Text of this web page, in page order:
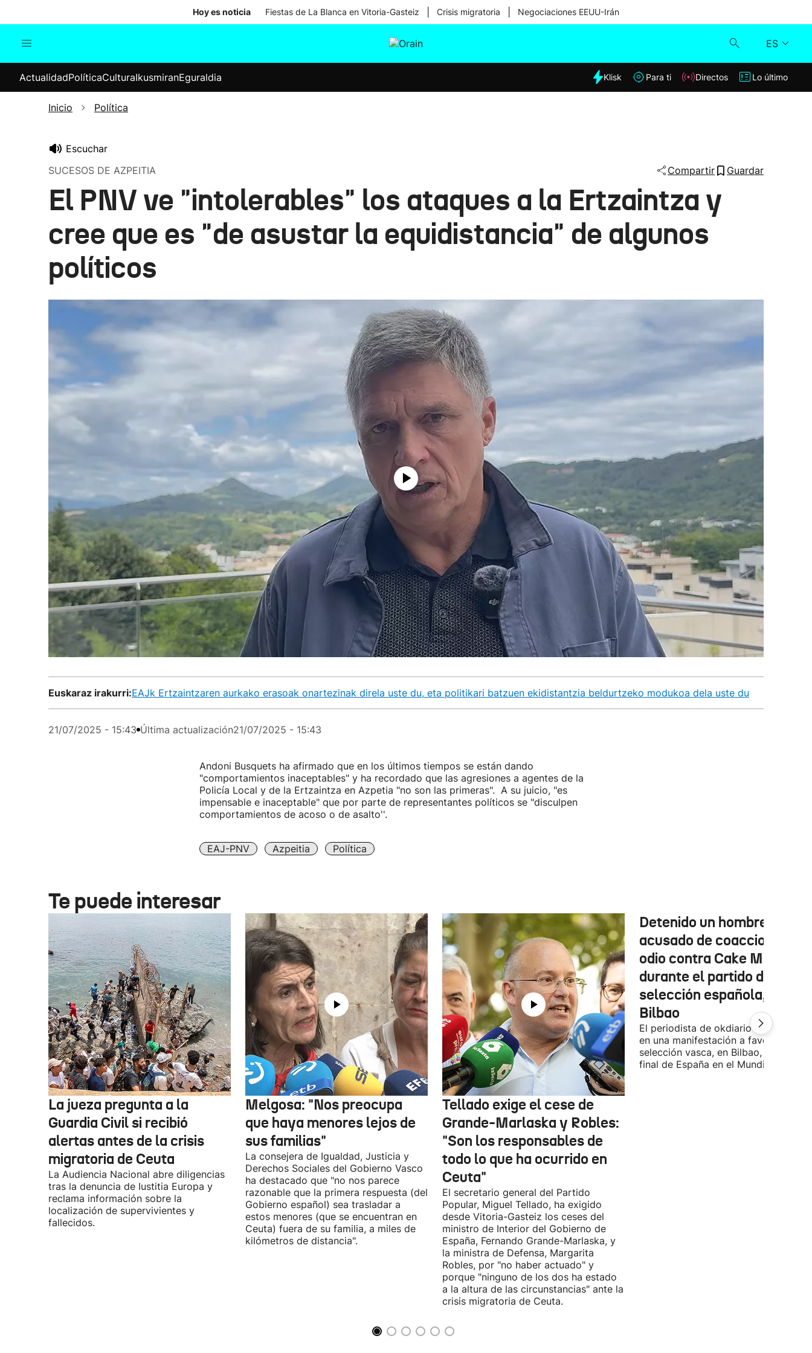
Hoy es noticia Fiestas de La Blanca en Vitoria-Gasteiz Crisis migratoria Negociaciones EEUU-Irán
ES
Internacional
Elecciones
Klisk
ActualidadPolíticaCulturaIkusmiranEguraldia Klisk Para ti Directos Lo último
Inicio Política
Escuchar
SUCESOS DE AZPEITIA
Compartir Guardar
El PNV ve "intolerables" los ataques a la Ertzaintza y
cree que es "de asustar la equidistancia" de algunos
políticos
Euskaraz irakurri:EAJk Ertzaintzaren aurkako erasoak onartezinak direla uste du, eta politikari batzuen ekidistantzia beldurtzeko modukoa dela uste du
21/07/2025 - 15:43 Última actualización21/07/2025 - 15:43
Andoni Busquets ha afirmado que en los últimos tiempos se están dando
"comportamientos inaceptables" y ha recordado que las agresiones a agentes de la
Policía Local y de la Ertzaintza en Azpetia "no son las primeras". A su juicio, "es
impensable e inaceptable" que por parte de representantes políticos se "disculpen
comportamientos de acoso o de asalto''.
EAJ-PNV Azpeitia Política
Te puede interesar
La jueza pregunta a la
Guardia Civil si recibió
alertas antes de la crisis
migratoria de Ceuta
La Audiencia Nacional abre diligencias
tras la denuncia de Iustitia Europa y
reclama información sobre la
localización de supervivientes y
fallecidos.
Melgosa: "Nos preocupa
que haya menores lejos de
sus familias"
La consejera de Igualdad, Justicia y
Derechos Sociales del Gobierno Vasco
ha destacado que "no nos parece
razonable que la primera respuesta (del
Gobierno español) sea trasladar a
estos menores (que se encuentran en
Ceuta) fuera de su familia, a miles de
kilómetros de distancia".
Tellado exige el cese de
Grande-Marlaska y Robles:
"Son los responsables de
todo lo que ha ocurrido en
Ceuta"
El secretario general del Partido
Popular, Miguel Tellado, ha exigido
desde Vitoria-Gasteiz los ceses del
ministro de Interior del Gobierno de
España, Fernando Grande-Marlaska, y
la ministra de Defensa, Margarita
Robles, por "no haber actuado" y
porque "ninguno de los dos ha estado
a la altura de las circunstancias" ante la
crisis migratoria de Ceuta.
Detenido un hombre
acusado de coacciones y
odio contra Cake Minuesa
durante el partido de la
selección española, en
Bilbao
El periodista de okdiario se
en una manifestación a favor de la
selección vasca, en Bilbao, durante la
final de España en el Mundial.